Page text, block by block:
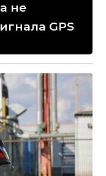
не
GPS